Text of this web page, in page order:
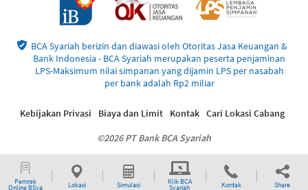
Pemrek
Online BSya Lokasi Simulasi Klik BCA
Syariah Kontak Share
BCA Syariah berizin dan diawasi oleh Otoritas Jasa Keuangan &
Bank Indonesia - BCA Syariah merupakan peserta penjaminan
LPS-Maksimum nilai simpanan yang dijamin LPS per nasabah
per bank adalah Rp2 miliar
©2026 PT Bank BCA Syariah
Kebijakan Privasi Biaya dan Limit Kontak Cari Lokasi Cabang